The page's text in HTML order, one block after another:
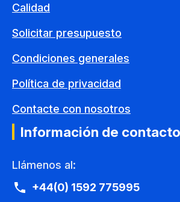
Calidad
Solicitar presupuesto
Condiciones generales
Política de privacidad
Contacte con nosotros
Información de contacto
Llámenos al:
+44(0) 1592 775995